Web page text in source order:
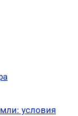
условия